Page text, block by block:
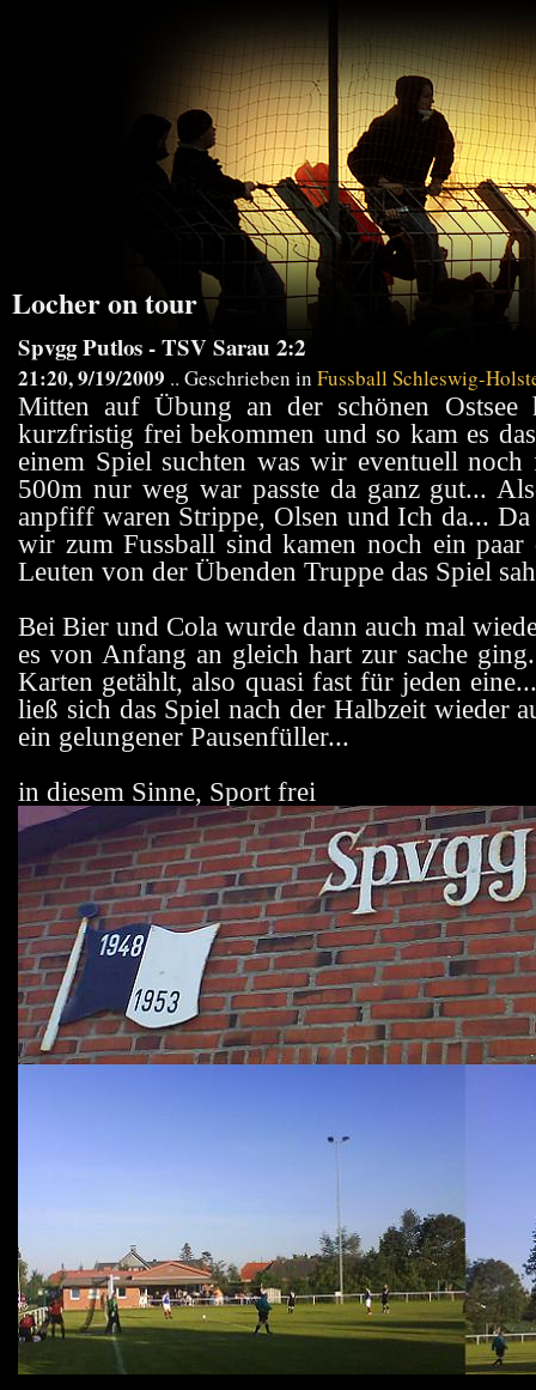
Locher on tour
Spvgg Putlos - TSV Sarau 2:2
21:20, 9/19/2009 .. Geschrieben in Fussball Schleswig-
Mitten auf Übung an der schönen Ostsee
kurzfristig frei bekommen und so kam es
einem Spiel suchten was wir eventuell
500m nur weg war passte da ganz gut...
anpfiff waren Strippe, Olsen und Ich da... Da
wir zum Fussball sind kamen noch ein
Leuten von der Übenden Truppe das Spiel
Bei Bier und Cola wurde dann auch mal
es von Anfang an gleich hart zur sache
Karten getählt, also quasi fast für jeden
ließ sich das Spiel nach der Halbzeit wieder
ein gelungener Pausenfüller...
in diesem Sinne, Sport frei